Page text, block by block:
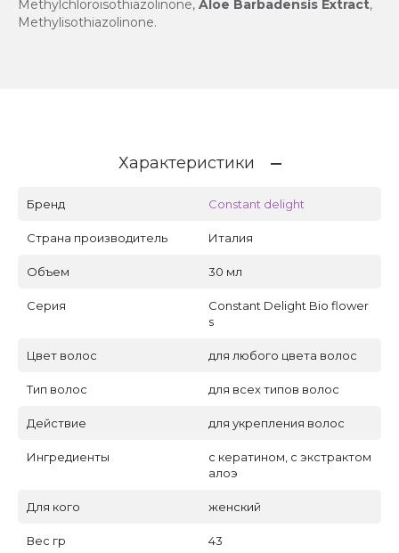
Methylchloroisothiazolinone, Aloe Barbadensis Extract,
Methylisothiazolinone.
Характеристики
Бренд Constant delight
Страна производитель Италия
Объем 30 мл
Серия
Constant Delight Bio flower
s
Цвет волос для любого цвета волос
Тип волос для всех типов волос
Действие для укрепления волос
Ингредиенты
с кератином, с экстрактом
алоэ
Для кого женский
Вес гр 43